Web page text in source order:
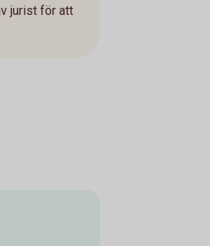
jurist för att